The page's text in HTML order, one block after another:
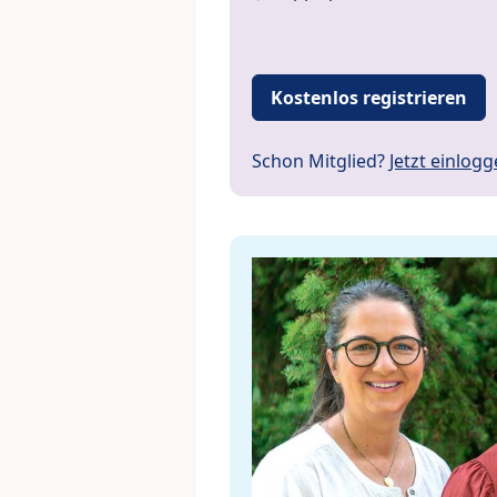
Kostenlos registrieren
Schon Mitglied? Jetzt